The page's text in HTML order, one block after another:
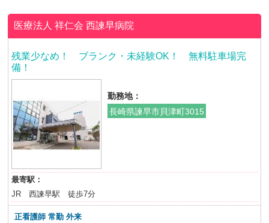
医療法人 祥仁会西諫早病院
残業少なめ！ ブランク・未経験OK！ 無料駐車場完
備！
勤務地：
長崎県諫早市貝津町3015
最寄駅：
JR 西諫早駅 徒歩7分
正看護師 常勤 外来